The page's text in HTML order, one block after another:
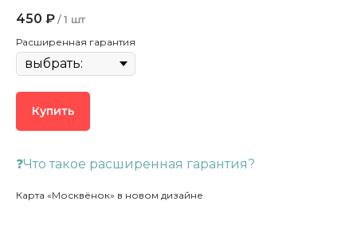
450 ₽ / 1 шт
Расширенная гарантия
Купить
❓Что такое расширенная гарантия?
Карта «Москвёнок» в новом дизайне